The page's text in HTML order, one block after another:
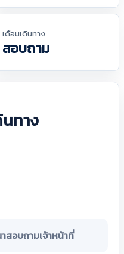
เดือนเดินทาง
สอบถาม
นทาง
สอบถามเจ้าหน้าที่